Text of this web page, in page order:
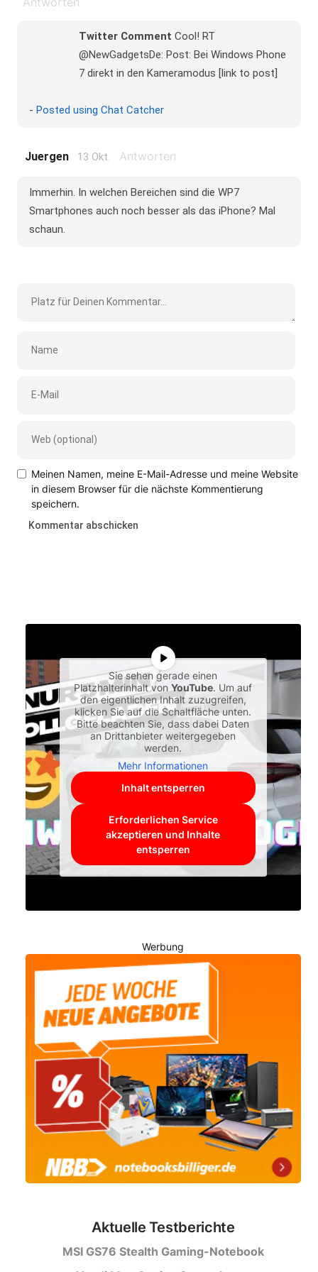
Twitter Comment Cool! RT
@NewGadgetsDe: Post: Bei Windows Phone
7 direkt in den Kameramodus [link to post]
- Posted using Chat Catcher
Juergen 13 Okt. Antworten
Immerhin. In welchen Bereichen sind die WP7
Smartphones auch noch besser als das iPhone? Mal
schaun.
Meinen Namen, meine E-Mail-Adresse und meine Website
in diesem Browser für die nächste Kommentierung
speichern.
Sie sehen gerade einen
Platzhalterinhalt vonYouTube. Um auf
den eigentlichen Inhalt zuzugreifen,
klicken Sie auf die Schaltfläche unten.
Bitte beachten Sie, dass dabei Daten
an Drittanbieter weitergegeben
werden.
Mehr Informationen
Inhalt entsperren
Erforderlichen Service
akzeptieren und Inhalte
entsperren
Werbung
Aktuelle Testberichte
MSI GS76 Stealth Gaming-Notebook